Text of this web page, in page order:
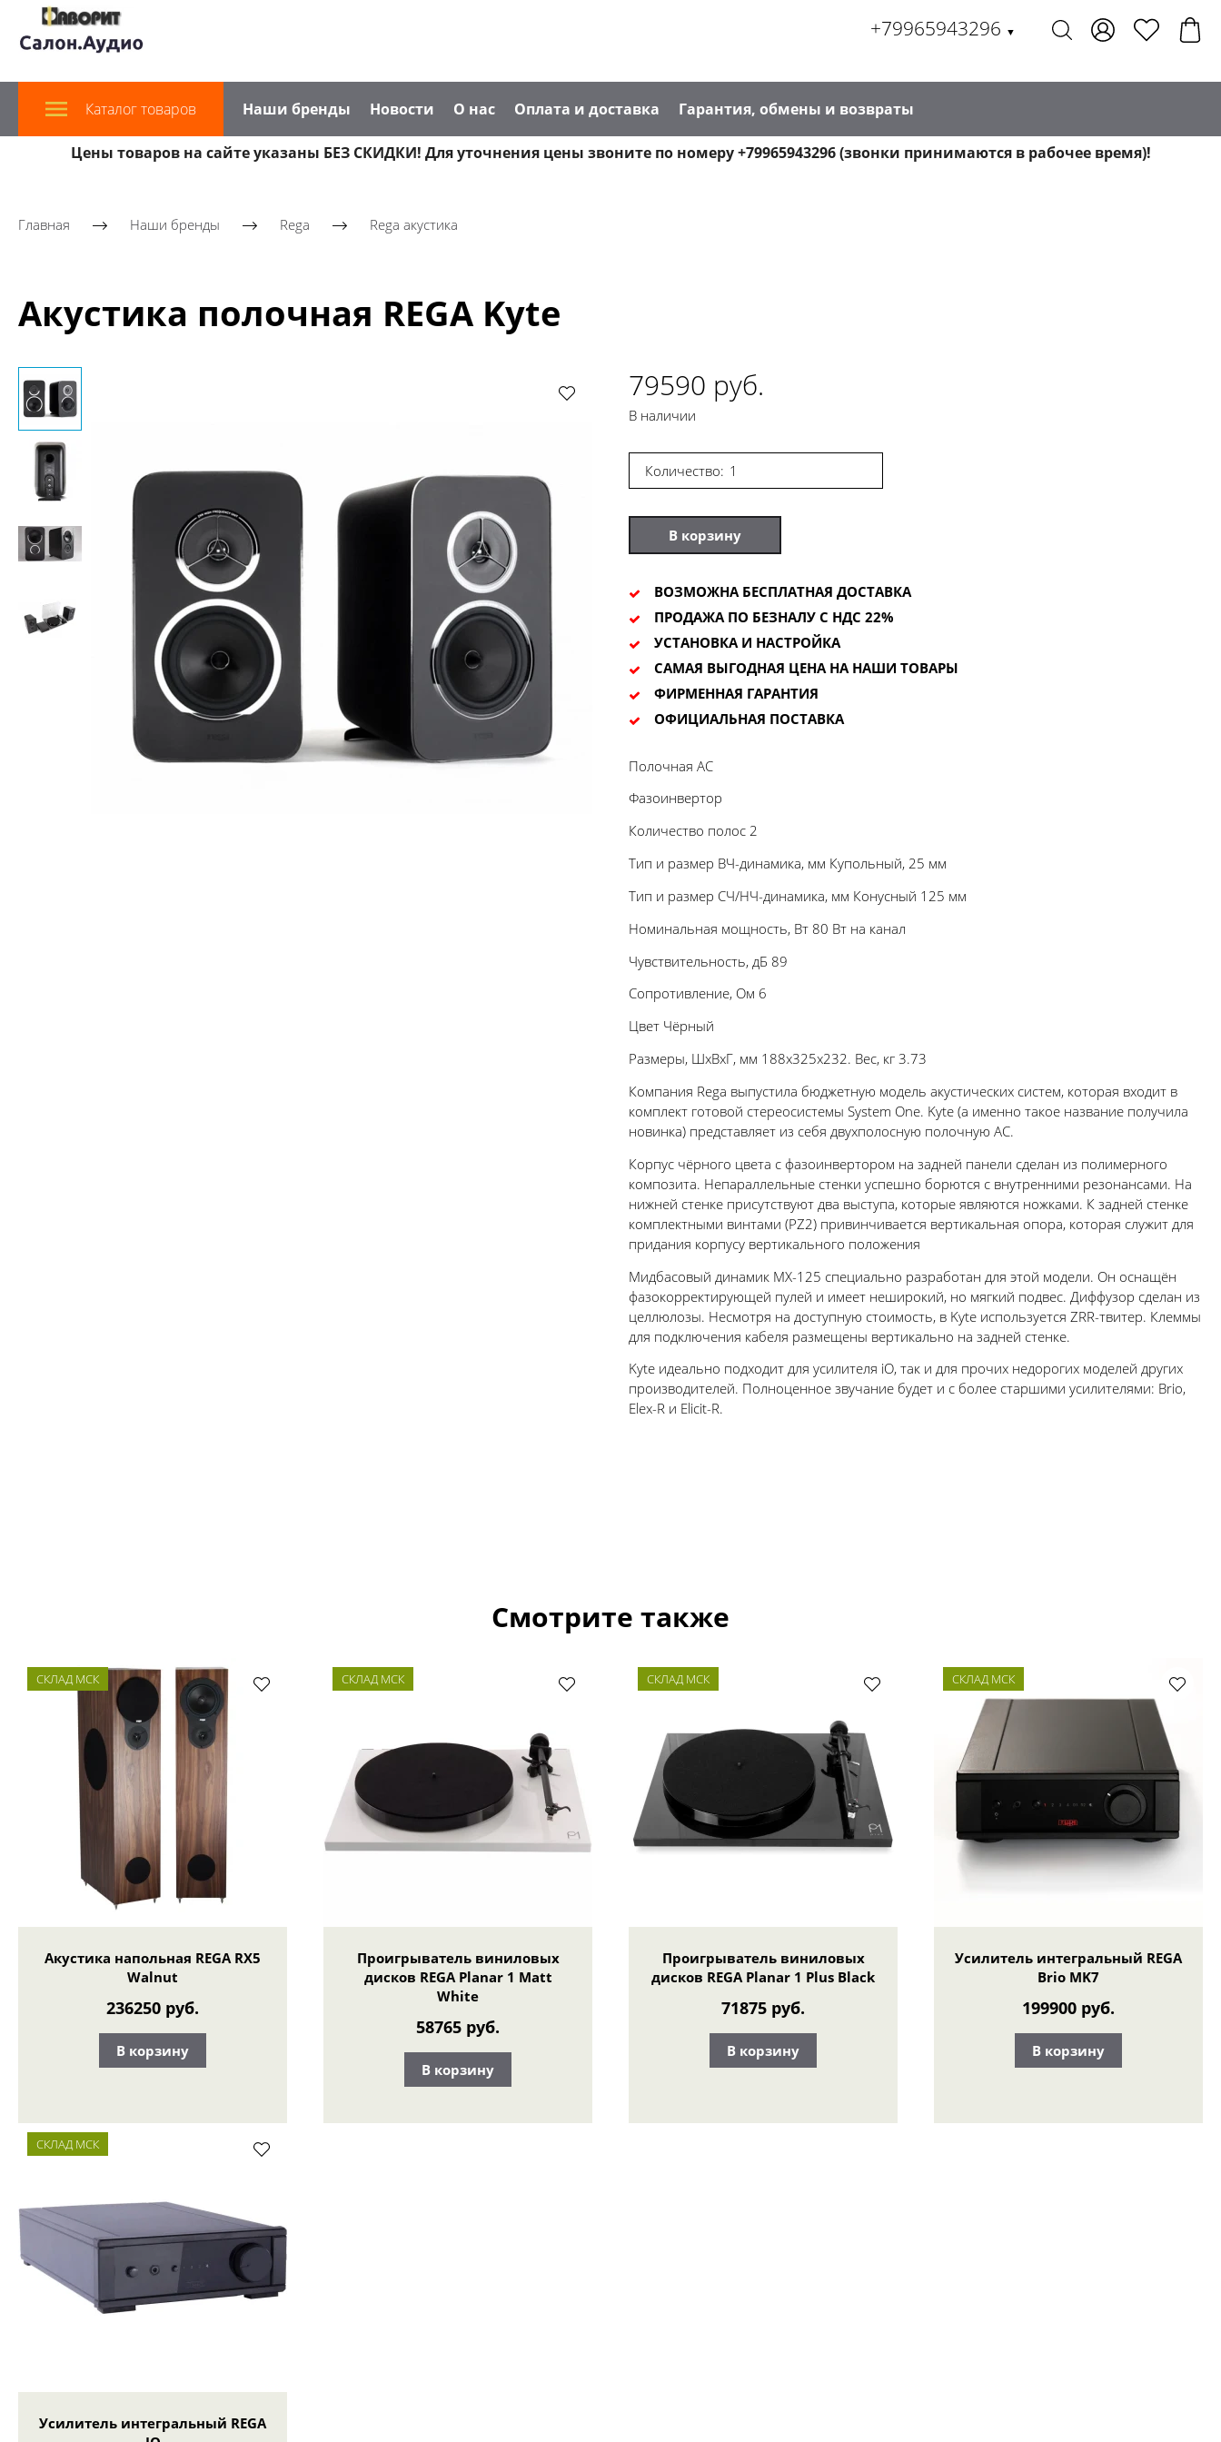
+79965943296 ▼
Каталог товаров Наши бренды Новости О нас Оплата и доставка Гарантия, обмены и возвраты
Цены товаров на сайте указаны БЕЗ СКИДКИ! Для уточнения цены звоните по номеру +79965943296 (звонки принимаются в рабочее время)!
Главная Наши бренды Rega Rega акустика
Акустика полочная REGA Kyte
79590 руб.
В наличии
Количество:
В корзину
ВОЗМОЖНА БЕСПЛАТНАЯ ДОСТАВКА
ПРОДАЖА ПО БЕЗНАЛУ С НДС 22%
УСТАНОВКА И НАСТРОЙКА
САМАЯ ВЫГОДНАЯ ЦЕНА НА НАШИ ТОВАРЫ
ФИРМЕННАЯ ГАРАНТИЯ
ОФИЦИАЛЬНАЯ ПОСТАВКА
Полочная АС
Фазоинвертор
Количество полос 2
Тип и размер ВЧ-динамика, мм Купольный, 25 мм
Тип и размер СЧ/НЧ-динамика, мм Конусный 125 мм
Номинальная мощность, Вт 80 Вт на канал
Чувствительность, дБ 89
Сопротивление, Ом 6
Цвет Чёрный
Размеры, ШхВхГ, мм 188x325x232. Вес, кг 3.73
Компания Rega выпустила бюджетную модель акустических систем, которая входит в
комплект готовой стереосистемы System One. Kyte (а именно такое название получила
новинка) представляет из себя двухполосную полочную АС.
Корпус чёрного цвета с фазоинвертором на задней панели сделан из полимерного
композита. Непараллельные стенки успешно борются с внутренними резонансами. На
нижней стенке присутствуют два выступа, которые являются ножками. К задней стенке
комплектными винтами (PZ2) привинчивается вертикальная опора, которая служит для
придания корпусу вертикального положения
Мидбасовый динамик MX-125 специально разработан для этой модели. Он оснащён
фазокорректирующей пулей и имеет неширокий, но мягкий подвес. Диффузор сделан из
целлюлозы. Несмотря на доступную стоимость, в Kyte используется ZRR-твитер. Клеммы
для подключения кабеля размещены вертикально на задней стенке.
Kyte идеально подходит для усилителя iO, так и для прочих недорогих моделей других
производителей. Полноценное звучание будет и с более старшими усилителями: Brio,
Elex-R и Elicit-R.
Смотрите также
СКЛАД МСК
Акустика напольная REGA RX5
Walnut
236250 руб.
В корзину
СКЛАД МСК
Проигрыватель виниловых
дисков REGA Planar 1 Matt
White
58765 руб.
В корзину
СКЛАД МСК
Проигрыватель виниловых
дисков REGA Planar 1 Plus Black
71875 руб.
В корзину
СКЛАД МСК
Усилитель интегральный REGA
Brio MK7
199900 руб.
В корзину
СКЛАД МСК
Усилитель интегральный REGA